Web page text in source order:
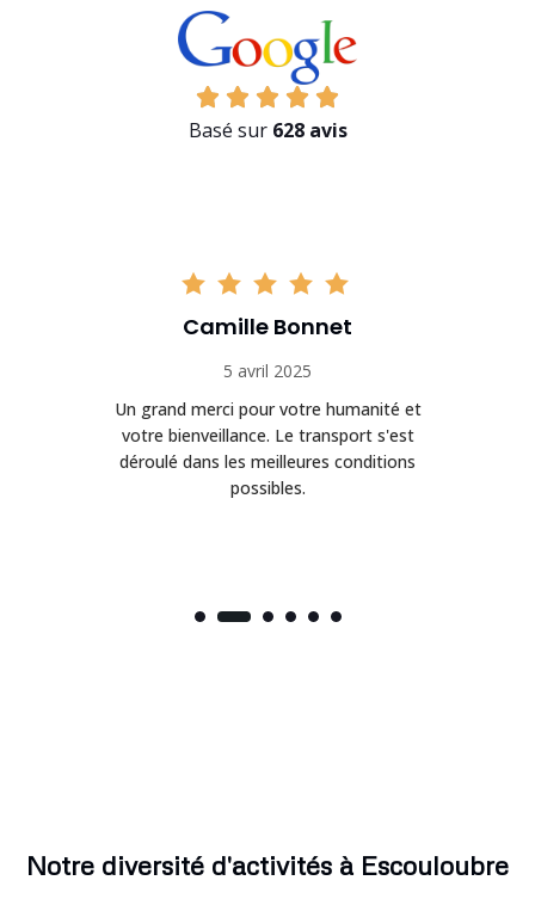
Basé sur 628 avis
Camille Bonnet
5 avril 2025
Un grand merci pour votre humanité et
votre bienveillance. Le transport s'est
déroulé dans les meilleures conditions
possibles.
Notre diversité d'activités à Escouloubre